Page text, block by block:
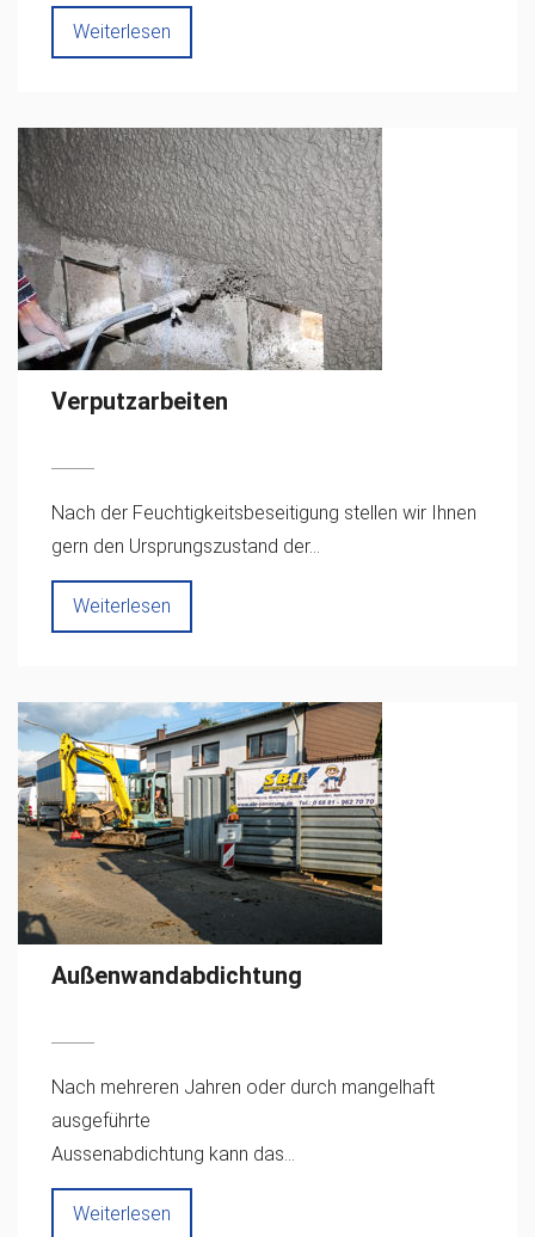
Weiterlesen
Verputzarbeiten
Nach der Feuchtigkeitsbeseitigung stellen wir Ihnen
gern den Ursprungszustand der...
Weiterlesen
Außenwandabdichtung
Nach mehreren Jahren oder durch mangelhaft
ausgeführte
Aussenabdichtung kann das...
Weiterlesen